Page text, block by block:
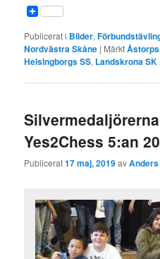
Publicerat i Bilder,
Nordvästra Skåne | Märkt
Helsingborgs SS, Landskrona SK
Yes2Chess 5:an
Publicerat17 maj, 2019av